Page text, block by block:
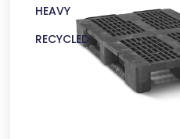
HEAVY
RECYCLED